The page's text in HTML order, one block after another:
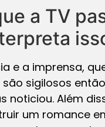
a TV
e a imprensa,
sigilosos
noticiou. Além
um romance